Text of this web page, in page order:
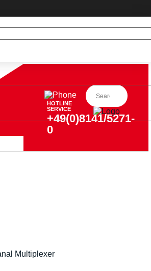
HOTLINE
SERVICE
+49(0)8141/5271-
0
Multiplexer